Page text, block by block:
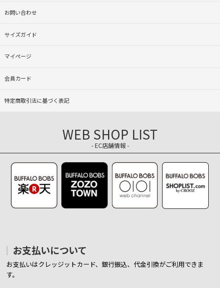
お問い合わせ
サイズガイド
マイページ
会員カード
特定商取引法に基づく表記
WEB SHOP LIST
- EC店舗情報 -
お支払いについて
お支払いはクレッジットカード、銀行振込、代金引換がご利用できま
す。